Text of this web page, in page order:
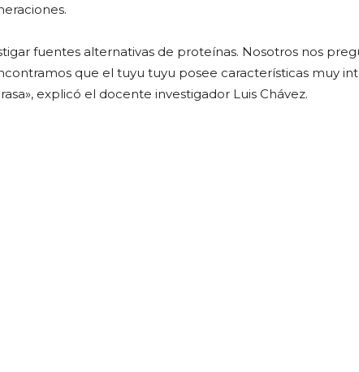
fuentes alternativas de proteínas. Nosotros nos
que el tuyu tuyu posee características muy
explicó el docente investigador Luis Chávez.